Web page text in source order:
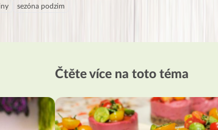
sezóna podzim
Čtěte více na toto téma